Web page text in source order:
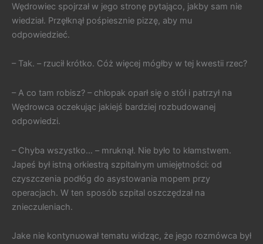
Wędrowiec spojrzał w jego stronę pytająco, jakby sam nie
wiedział. Przęłknął pośpiesznie pizzę, aby mu
odpowiedzieć.
– Tak. – rzucił krótko. Cóż więcej mógłby w tej kwestii rzec?
– A co tam robisz? – chłopak oparł się o stół i patrzył na
Wędrowca oczekując jakiejś bardziej rozbudowanej
odpowiedzi.
– Chyba wszystko… – mruknął. Nie było to kłamstwem.
Japeś był istną orkiestrą szpitalnym umiejętności: od
czyszczenia podłóg do asystowania mopem przy
operacjach. W ten sposób szpital oszczędzał na
znieczuleniach.
Jake nie kontynuował tematu widząc, że jego rozmówca był